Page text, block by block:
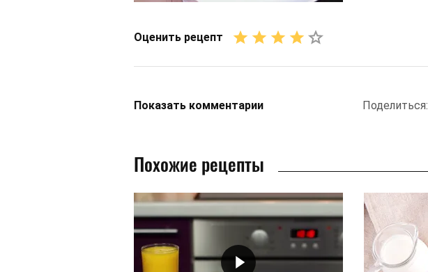
Оценить рецепт
Показать комментарии Поделиться:
Похожие рецепты